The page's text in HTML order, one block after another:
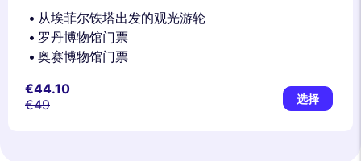
从埃菲尔铁塔出发的观光游轮
罗丹博物馆门票
奥赛博物馆门票
€44.10
€49
选择